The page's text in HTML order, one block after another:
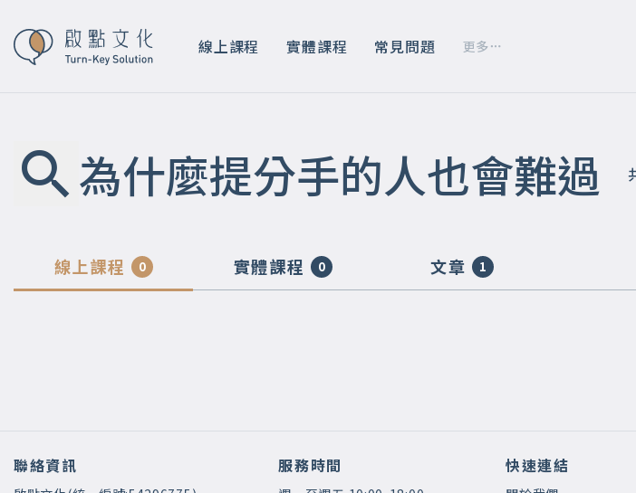
線上課程 實體課程 常見問題 更多
為什麼提分手的人也會難過
線上課程 0 實體課程 0 文章 1
聯絡資訊 服務時間 快速連結